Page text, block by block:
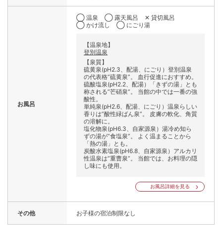
お風呂
◯ 温泉 ◯ 露天風呂
✕ 貸切風呂
◯ かけ流し
◯ にごり湯
【温泉地】
登別温泉
【泉質】
硫黄泉(pH2.3、配湯、にごり）登別温泉
の代表格”硫黄泉”。 血行促進におすすめ。
硫酸塩泉(pH2.2、配湯）「きずの湯」とも
称される”芒硝泉”。 当館の中では一番の強
酸性。
単純泉(pH2.6、配湯、にごり）温泉らしい
香りは”酸性緑ばん泉”。 皮膚の軟化、角質
の溶解に。
塩化物泉(pH6.3、自家源泉）湯冷め知ら
ずの湯が”食塩泉”。 よく温まることから
「熱の湯」とも。
炭酸水素塩泉(pH6.8、自家源泉）アルカリ
性温泉は”重曹泉”。 当館では、お料理の隠
し味にも使用。
お風呂詳細を見る
その他 お子様の宿泊制限なし